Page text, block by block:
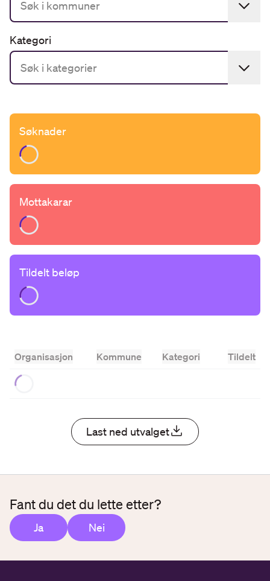
Kategori
Søknader
Loading...
Mottakarar
Loading...
Tildelt beløp
Loading...
Organisasjon Kommune Kategori
Tildelt
Last ned utvalget
Fant du det du lette etter?
Ja Nei